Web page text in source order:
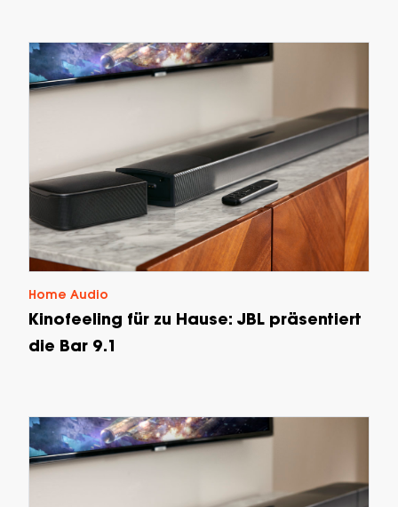
Home Audio
Kinofeeling für zu Hause: JBL präsentiert
die Bar 9.1